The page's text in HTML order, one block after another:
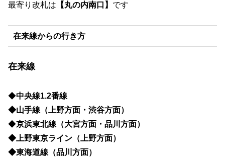
最寄り改札は 【丸の内南口】 です
在来線からの行き方
在来線
◆中央線1.2番線
◆山手線（上野方面・渋谷方面）
◆京浜東北線（大宮方面・品川方面）
◆上野東京ライン（上野方面）
◆東海道線（品川方面）